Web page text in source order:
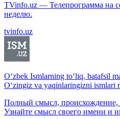
TVinfo.uz — Телепрограмма на
неделю.
tvinfo.uz
O‘zbek Ismlarning to‘liq, batafsil
O‘zingiz va yaqinlaringizni ismlari
Полный смысл, происхождение,
Узнайте смысл своего имени и